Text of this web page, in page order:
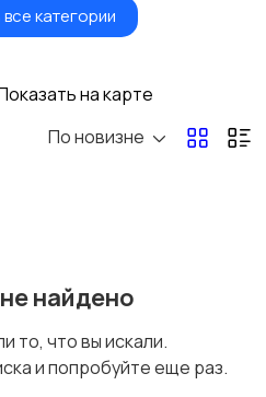
Автобусы и грузовики
Спецтехника
категории
на карте
По новизне
найдено
то, что вы искали.
и попробуйте еще раз.